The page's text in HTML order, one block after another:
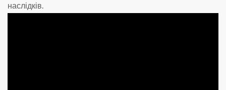
наслідків.